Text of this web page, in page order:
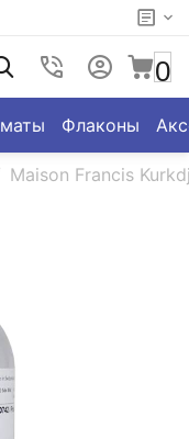
0
Флаконы
Maison Francis